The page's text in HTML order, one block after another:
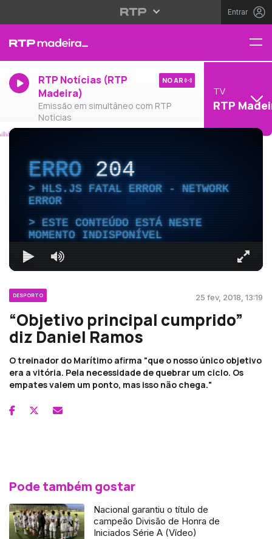
Entrar
RTP Notícias (RTP
Madeira)
Emissão em simultâneo com RTP
Notícias
NO AR
TV
RTP
ERRO204
HLS.JS FATAL ERROR - NETWORK
ERROR
ESTE CONTEÚDO ESTÁ NESTE
MOMENTO INDISPONÍVEL
DESPORTO 25 fev, 2018, 13:19
“Objetivo principal cumprido”
diz Daniel Ramos
O treinador do Marítimo afirma "que o nosso único objetivo
era a vitória. Pela necessidade de quebrar um ciclo. Os
empates valem um ponto, mas isso não chega."
Pode também gostar
Nacional garantiu o título de
campeão Divisão de Honra de
Iniciados Série A (Vídeo)